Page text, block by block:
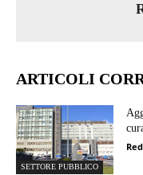
ARTICOLI
SETTORE PUBBLICO